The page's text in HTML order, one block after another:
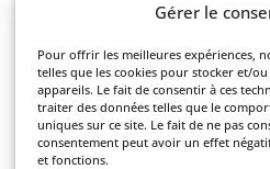
Gérer le
Pour offrir les meilleures expériences,
telles que les cookies pour stocker et/
appareils. Le fait de consentir à ces
traiter des données telles que le
uniques sur ce site. Le fait de ne pas
consentement peut avoir un effet
et fonctions.